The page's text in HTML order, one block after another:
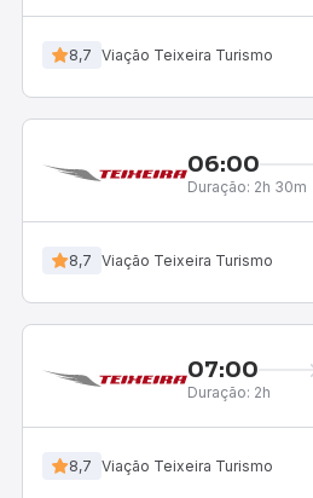
8,7 Viação Teixeira Turismo
06:00
Duração: 2h 30m
8,7 Viação Teixeira Turismo
07:00
Duração: 2h
8,7 Viação Teixeira Turismo